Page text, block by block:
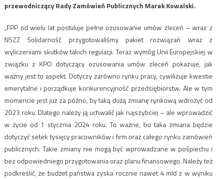
przewodniczący Rady Zamówień Publicznych Marek Kowalski.
„FPP od wielu lat postuluje pełne ozusowanie umów zleceń – wraz z
NSZZ Solidarność przygotowaliśmy pakiet rozwiązań wraz z
wyliczeniami skutków takich regulacji. Teraz wymóg Unii Europejskiej w
związku z KPO dotyczący ozusowania umów zleceń pokazuje, jak
ważny jest to aspekt. Dotyczy zarówno rynku pracy, cywilizuje kwestie
emerytalne i porządkuje konkurencyjność przedsiębiorstw. Ale w tym
momencie jest już za późno, by taką dużą zmianę rynkową wdrożyć od
2023 roku. Dlatego należy ją uchwalić jak najszybciej – ale wprowadzić
w życie od 1 stycznia 2024 roku. To ważne, bo taka zmiana będzie
dotyczyć setek tysięcy pracowników i firm oraz całego rynku zamówień
publicznych. Takie zmiany nie mogą być wprowadzane w pośpiechu i
bez odpowiedniego przygotowania oraz planu finansowego. Należy też
podkreślić, że budżet państwa zyska rocznie nawet 4 mld z w wyniku